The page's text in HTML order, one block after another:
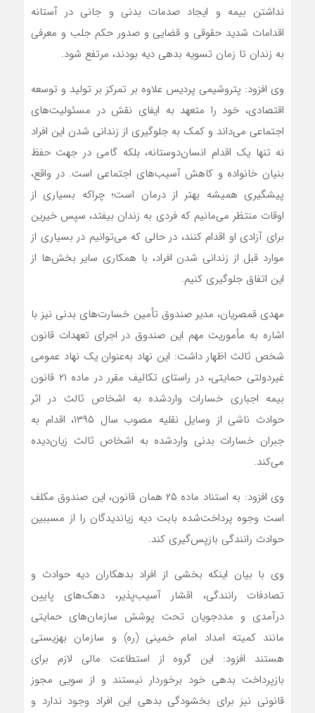
نداشتن بیمه و ایجاد صدمات بدنی و جانی در آستانه
اقدامات شدید حقوقی و قضایی و صدور حکم جلب و معرفی
به زندان تا زمان تسویه بدهی دیه بودند، مرتفع شود.
وی افزود: پتروشیمی پردیس علاوه بر تمرکز بر تولید و توسعه
اقتصادی، خود را متعهد به ایفای نقش در مسئولیت‌های
اجتماعی می‌داند و کمک به جلوگیری از زندانی شدن این افراد
نه تنها یک اقدام انسان‌دوستانه، بلکه گامی در جهت حفظ
بنیان خانواده و کاهش آسیب‌های اجتماعی است. در واقع،
پیشگیری همیشه بهتر از درمان است؛ چراکه بسیاری از
اوقات منتظر می‌مانیم که فردی به زندان بیفتد، سپس خیرین
برای آزادی او اقدام کنند، در حالی که می‌توانیم در بسیاری از
موارد قبل از زندانی شدن افراد، با همکاری سایر بخش‌ها از
این اتفاق جلوگیری کنیم.
مهدی قمصریان، مدیر صندوق تأمین خسارت‌های بدنی نیز با
اشاره به مأموریت مهم این صندوق در اجرای تعهدات قانون
شخص ثالث اظهار داشت: این نهاد به‌عنوان یک نهاد عمومی
غیردولتی حمایتی، در راستای تکالیف مقرر در ماده ۲۱ قانون
بیمه اجباری خسارات واردشده به اشخاص ثالث در اثر
حوادث ناشی از وسایل نقلیه مصوب سال ۱۳۹۵، اقدام به
جبران خسارات بدنی واردشده به اشخاص ثالث زیان‌دیده
می‌کند.
وی افزود: به استناد ماده ۲۵ همان قانون، این صندوق مکلف
است وجوه پرداخت‌شده بابت دیه زیاندیدگان را از مسببین
حوادث رانندگی بازپس‌گیری کند.
وی با بیان اینکه بخشی از افراد بدهکاران دیه حوادث و
تصادفات رانندگی، اقشار آسیب‌پذیر، دهک‌های پایین
درآمدی و مددجویان تحت پوشش سازمان‌های حمایتی
مانند کمیته امداد امام خمینی (ره) و سازمان بهزیستی
هستند افزود: این گروه از استطاعت مالی لازم برای
بازپرداخت بدهی خود برخوردار نیستند و از سویی مجوز
قانونی نیز برای بخشودگی بدهی این افراد وجود ندارد و